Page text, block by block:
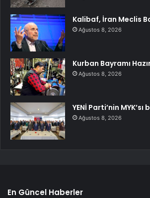
Kalibaf, İran Meclis
Ağustos 8, 2026
Kurban Bayramı
Ağustos 8, 2026
YENİ Parti’nin
Ağustos 8, 2026
En Güncel Haberler